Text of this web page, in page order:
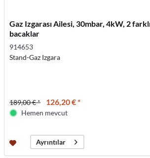
Gaz Izgarası Ailesi, 30mbar, 4kW, 2
bacaklar
914653
Stand-Gaz Izgara
189,00 € * 126,20 € *
Hemen mevcut
Ayrıntılar